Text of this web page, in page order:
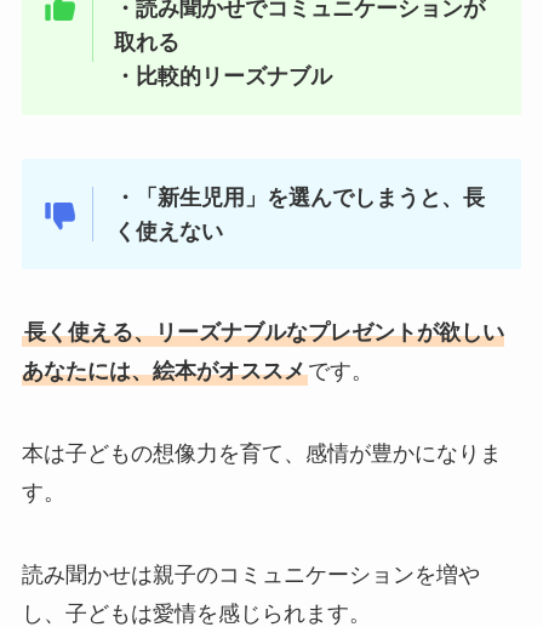
・読み聞かせでコミュニケーションが
取れる
・比較的リーズナブル
・「新生児用」を選んでしまうと、長
く使えない
長く使える、リーズナブルなプレゼントが欲しい
あなたには、絵本がオススメです。
本は子どもの想像力を育て、感情が豊かになりま
す。
読み聞かせは親子のコミュニケーションを増や
し、子どもは愛情を感じられます。